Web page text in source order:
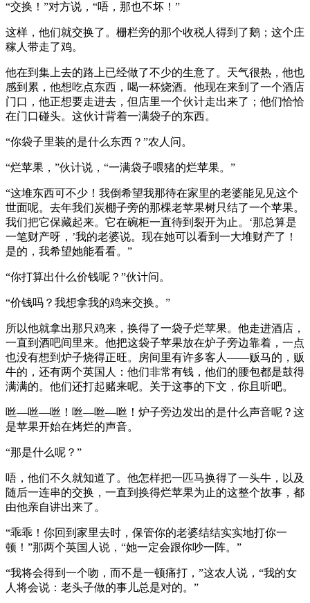
“交换！”对方说，“唔，那也不坏！”
这样，他们就交换了。栅栏旁的那个收税人得到了鹅；这个庄
稼人带走了鸡。
他在到集上去的路上已经做了不少的生意了。天气很热，他也
感到累，他想吃点东西，喝一杯烧酒。他现在来到了一个酒店
门口，他正想要走进去，但店里一个伙计走出来了；他们恰恰
在门口碰头。这伙计背着一满袋子的东西。
“你袋子里装的是什么东西？”农人问。
“烂苹果，”伙计说，“一满袋子喂猪的烂苹果。”
“这堆东西可不少！我倒希望我那待在家里的老婆能见见这个
世面呢。去年我们炭棚子旁的那棵老苹果树只结了一个苹果。
我们把它保藏起来。它在碗柜一直待到裂开为止。‘那总算是
一笔财产呀，’我的老婆说。现在她可以看到一大堆财产了！
是的，我希望她能看看。”
“你打算出什么价钱呢？”伙计问。
“价钱吗？我想拿我的鸡来交换。”
所以他就拿出那只鸡来，换得了一袋子烂苹果。他走进酒店，
一直到酒吧间里来。他把这袋子苹果放在炉子旁边靠着，一点
也没有想到炉子烧得正旺。房间里有许多客人——贩马的，贩
牛的，还有两个英国人：他们非常有钱，他们的腰包都是鼓得
满满的。他们还打起赌来呢。关于这事的下文，你且听吧。
咝—咝—咝！咝—咝—咝！炉子旁边发出的是什么声音呢？这
是苹果开始在烤烂的声音。
“那是什么呢？”
唔，他们不久就知道了。他怎样把一匹马换得了一头牛，以及
随后一连串的交换，一直到换得烂苹果为止的这整个故事，都
由他亲自讲出来了。
“乖乖！你回到家里去时，保管你的老婆结结实实地打你一
顿！”那两个英国人说，“她一定会跟你吵一阵。”
“我将会得到一个吻，而不是一顿痛打，”这农人说，“我的女
人将会说：老头子做的事儿总是对的。”